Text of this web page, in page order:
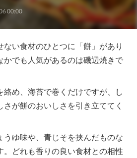
00:00
ない食材のひとつに「餅」があり
かでも人気があるのは磯辺焼きで
め、海苔で巻くだけですが、し
さが餅のおいしさを引き立ててく
うゆ味や、青じそを挟んだものな
。どれも香りの良い食材との相性